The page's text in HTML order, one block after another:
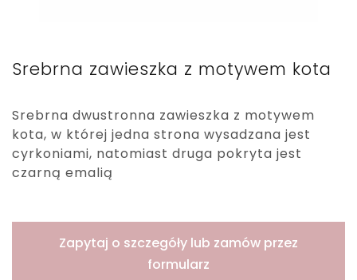
Srebrna zawieszka z motywem kota
Srebrna dwustronna zawieszka z motywem
kota, w której jedna strona wysadzana jest
cyrkoniami, natomiast druga pokryta jest
czarną emalią
Zapytaj o szczegóły lub zamów przez
formularz